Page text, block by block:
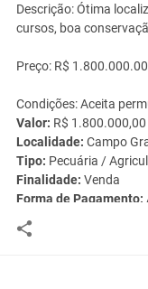
Descrição: Ótima
cursos, boa
Preço: R$
Condições: Aceita
Valor: R$ 1.800.000,00
Localidade: Campo
Tipo: Pecuária /
Finalidade: Venda
Forma de Pagamento: